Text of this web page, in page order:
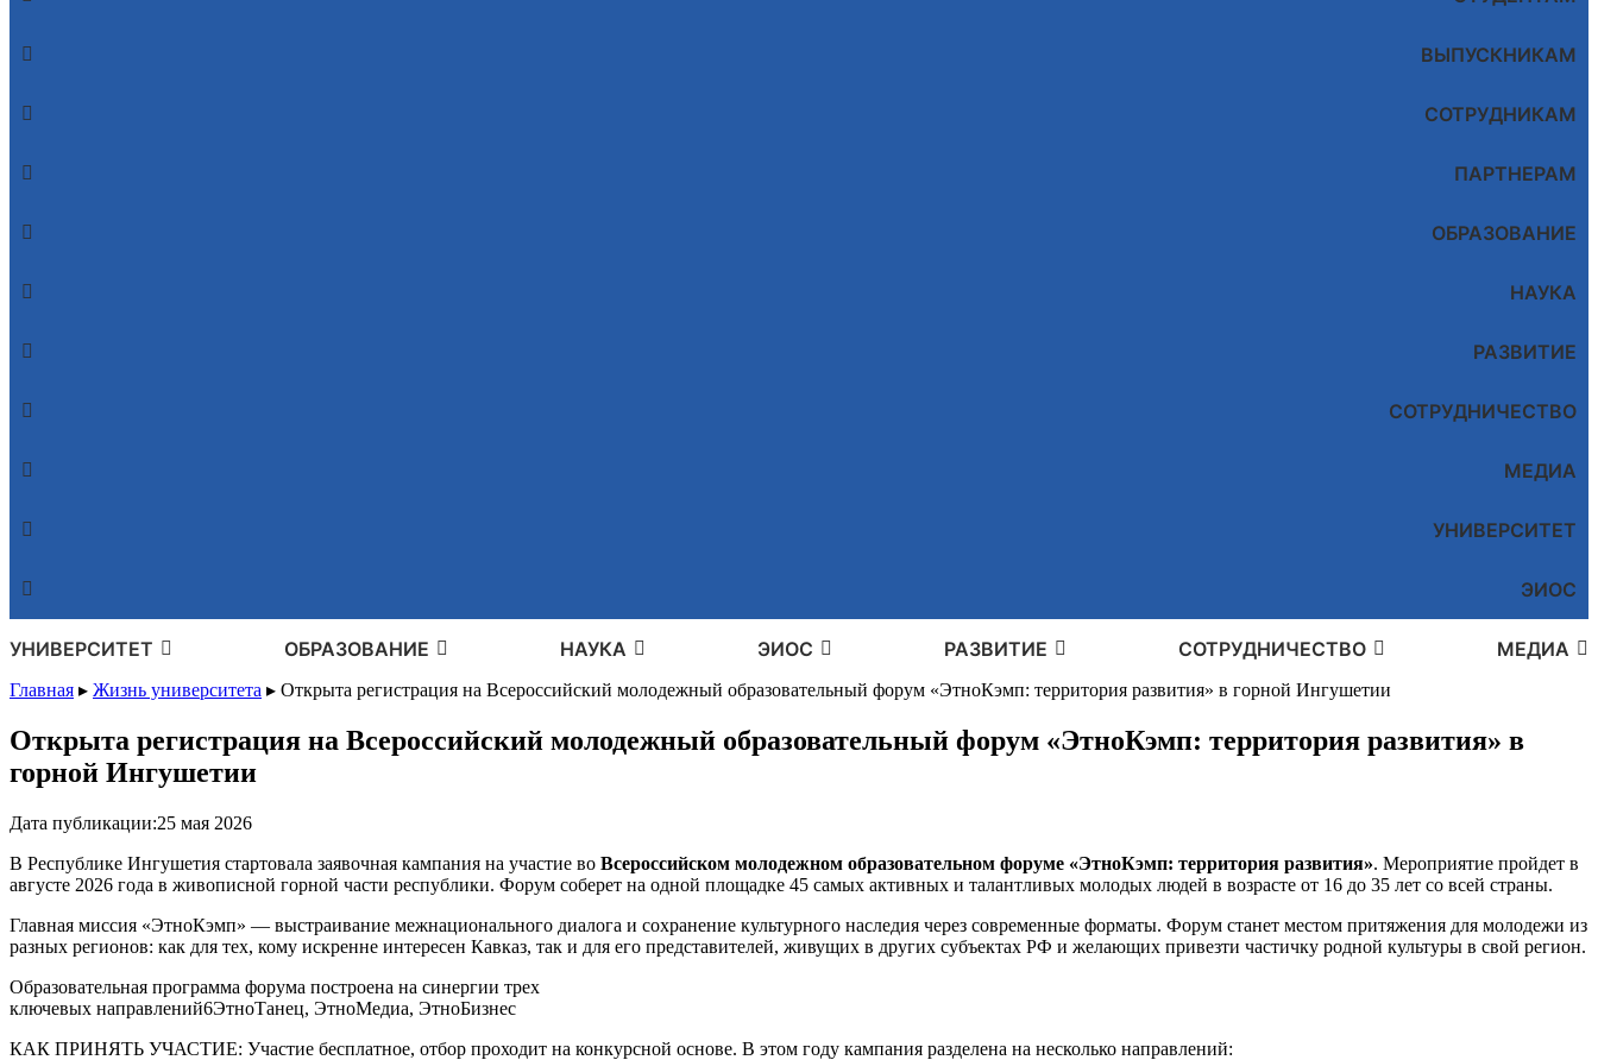
ВЫПУСКНИКАМ
СОТРУДНИКАМ
ПАРТНЕРАМ
ОБРАЗОВАНИЕ
НАУКА
РАЗВИТИЕ
СОТРУДНИЧЕСТВО
МЕДИА
УНИВЕРСИТЕТ
ЭИОС
УНИВЕРСИТЕТ ОБРАЗОВАНИЕ НАУКА ЭИОС РАЗВИТИЕ СОТРУДНИЧЕСТВО МЕДИА
Главная ▸ Жизнь университета ▸ Открыта регистрация на Всероссийский молодежный образовательный форум «ЭтноКэмп: территория развития» в горной Ингушетии
Открыта регистрация на Всероссийский молодежный образовательный форум «ЭтноКэмп: территория развития» в
горной Ингушетии
Дата публикации:25 мая 2026
В Республике Ингушетия стартовала заявочная кампания на участие во Всероссийском молодежном образовательном форуме «ЭтноКэмп: территория развития». Мероприятие пройдет в
августе 2026 года в живописной горной части республики. Форум соберет на одной площадке 45 самых активных и талантливых молодых людей в возрасте от 16 до 35 лет со всей страны.
Главная миссия «ЭтноКэмп» — выстраивание межнационального диалога и сохранение культурного наследия через современные форматы. Форум станет местом притяжения для молодежи из
разных регионов: как для тех, кому искренне интересен Кавказ, так и для его представителей, живущих в других субъектах РФ и желающих привезти частичку родной культуры в свой регион.
Образовательная программа форума построена на синергии трех
ключевых направлений6ЭтноТанец, ЭтноМедиа, ЭтноБизнес
КАК ПРИНЯТЬ УЧАСТИЕ: Участие бесплатное, отбор проходит на конкурсной основе. В этом году кампания разделена на несколько направлений: